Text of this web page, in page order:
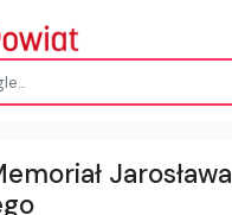
Jarosława